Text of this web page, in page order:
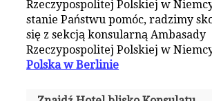
Rzeczypospolitej Polskiej w
stanie Państwu pomóc, radzimy
się z sekcją konsularną Ambasady
Rzeczypospolitej Polskiej w
Polska w Berlinie